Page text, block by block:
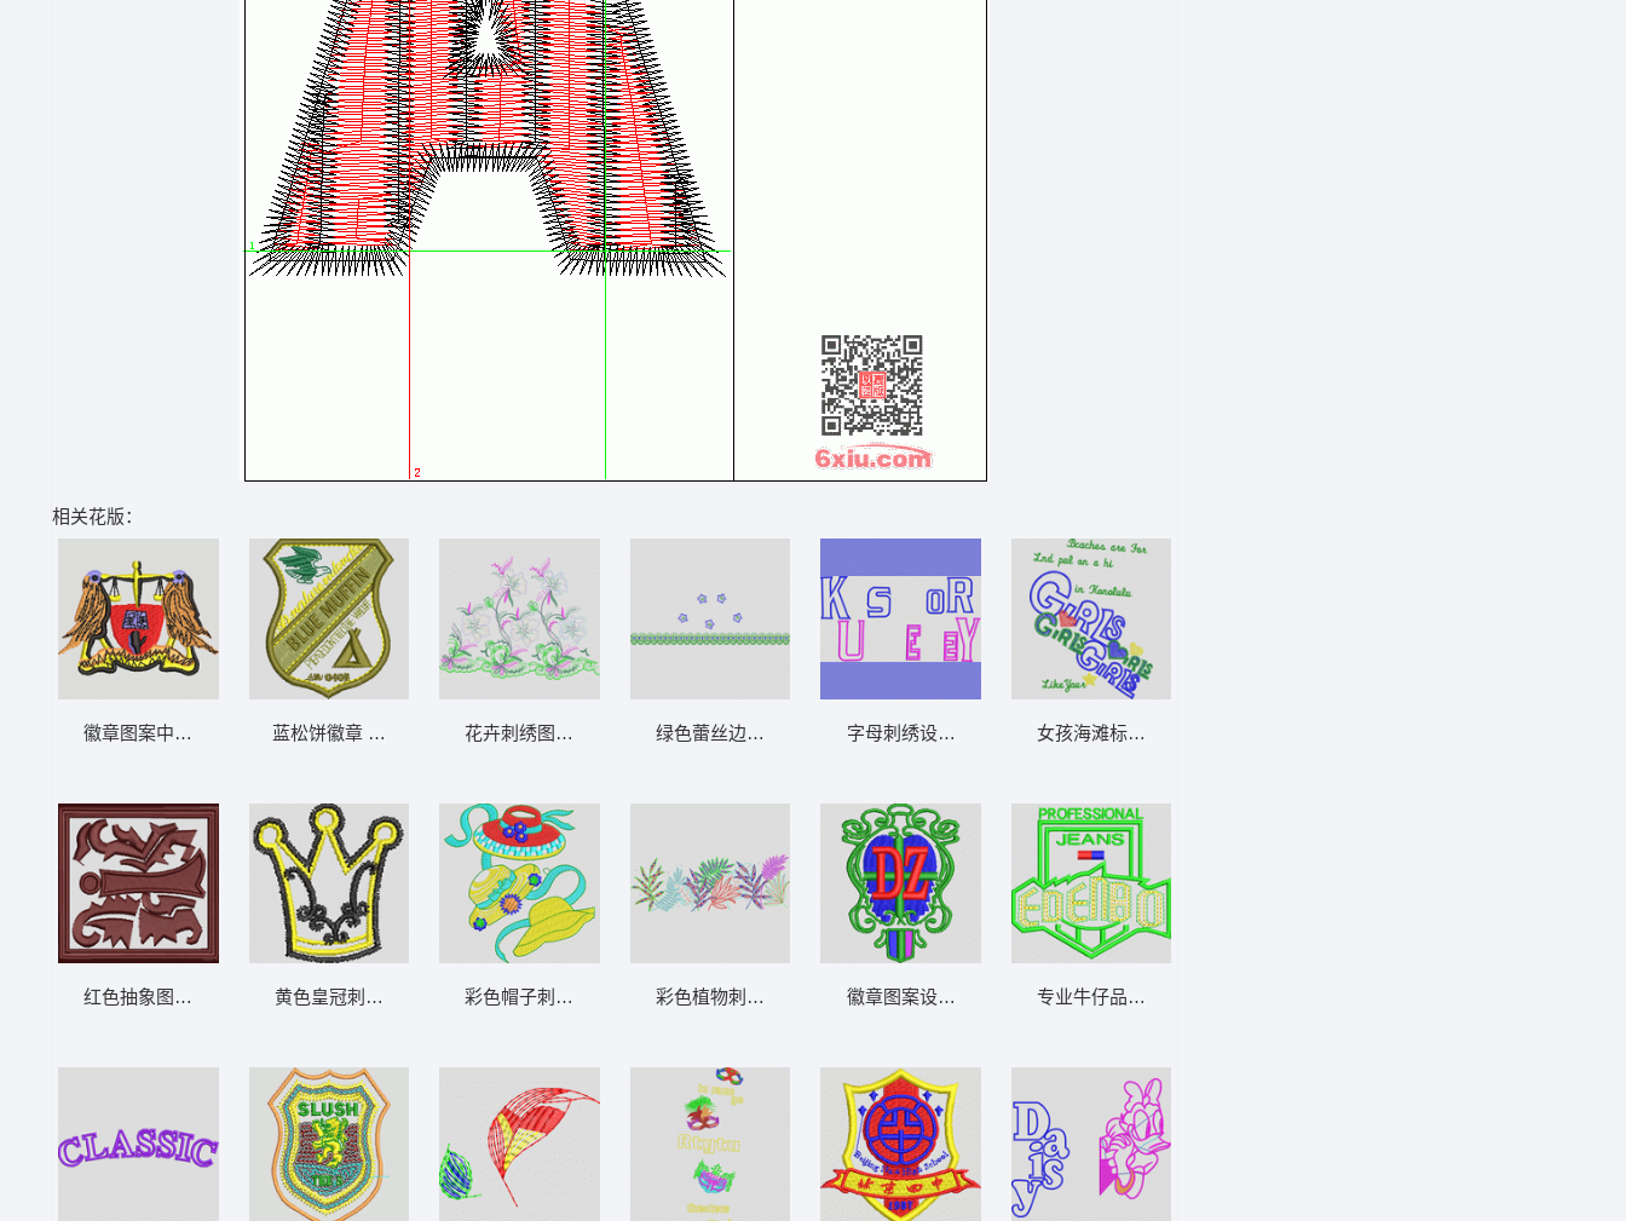
相关花版：
徽章图案中的天平与鸟 鸟章仔
红色抽象图案刺绣 章仔
蓝松饼徽章 章仔
黄色皇冠刺绣图案 王冠
花卉刺绣图案设计 亮片 网布珠片
彩色帽子刺绣图案 帽子女
绿色蕾丝边与蓝色星形图案 波浪包针简单小
彩色植物刺绣图案设计 叶子
字母刺绣设计图 字母贴布
徽章图案设计 DZ章仔
女孩海滩标语刺绣设计 字母
专业牛仔品牌标志 字母